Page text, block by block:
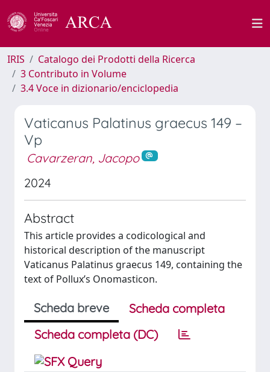
IRIS
Catalogo dei Prodotti della Ricerca
3 Contributo in Volume
3.4 Voce in dizionario/enciclopedia
Vaticanus Palatinus graecus 149 –
Vp
Cavarzeran, Jacopo
2024
Abstract
This article provides a codicological and
historical description of the manuscript
Vaticanus Palatinus graecus 149, containing the
text of Pollux’s Onomasticon.
Scheda breve
Scheda completa
Scheda completa (DC)